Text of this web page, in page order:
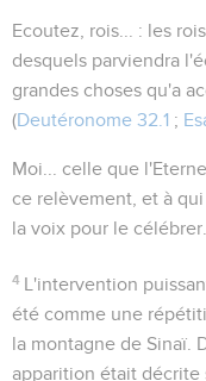
Ecoutez, rois...
: les
desquels parviendra
grandes choses qu'a
(Deutéronome 32.1 ;
Moi...
celle que
ce relèvement, et à
la voix pour le célébrer.
4 L'intervention
été comme une
la montagne de Sinaï.
apparition était décrite